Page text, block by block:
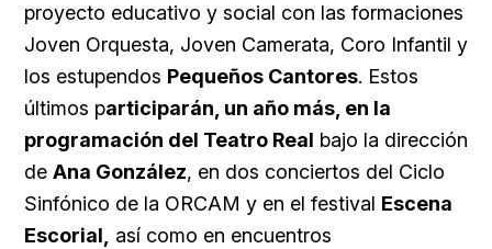
proyecto educativo y social con las formaciones
Joven Orquesta, Joven Camerata, Coro Infantil y
los estupendos Pequeños Cantores. Estos
últimos participarán, un año más, en la
programación del Teatro Real bajo la dirección
de Ana González, en dos conciertos del Ciclo
Sinfónico de la ORCAM y en el festival Escena
Escorial,
así como en encuentros